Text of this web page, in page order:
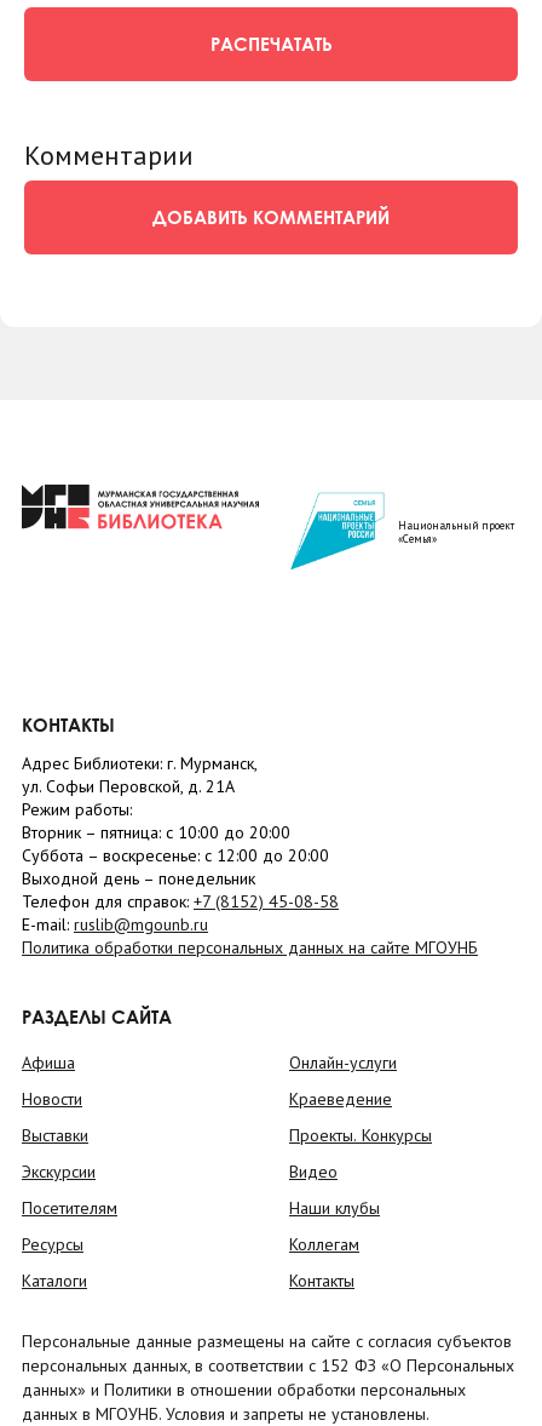
РАСПЕЧАТАТЬ
Комментарии
ДОБАВИТЬ КОММЕНТАРИЙ
Национальный проект
«Семья»
КОНТАКТЫ
Адрес Библиотеки: г. Мурманск,
ул. Софьи Перовской, д. 21А
Режим работы:
Вторник – пятница: с 10:00 до 20:00
Суббота – воскресенье: c 12:00 до 20:00
Выходной день – понедельник
Телефон для справок: +7 (8152) 45-08-58
E-mail: ruslib@mgounb.ru
Политика обработки персональных данных на сайте МГОУНБ
РАЗДЕЛЫ САЙТА
Афиша
Новости
Выставки
Экскурсии
Посетителям
Ресурсы
Каталоги
Онлайн-услуги
Краеведение
Проекты. Конкурсы
Видео
Наши клубы
Коллегам
Контакты
Персональные данные размещены на сайте с согласия субъектов
персональных данных, в соответствии с 152 ФЗ «О Персональных
данных» и Политики в отношении обработки персональных
данных в МГОУНБ. Условия и запреты не установлены.